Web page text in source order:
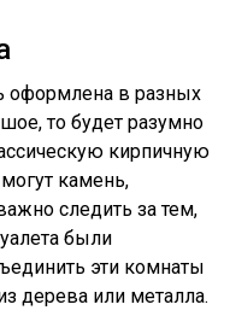
оформлена в разных
то будет разумно
кирпичную
камень,
следить за тем,
были
эти комнаты
дерева или металла.